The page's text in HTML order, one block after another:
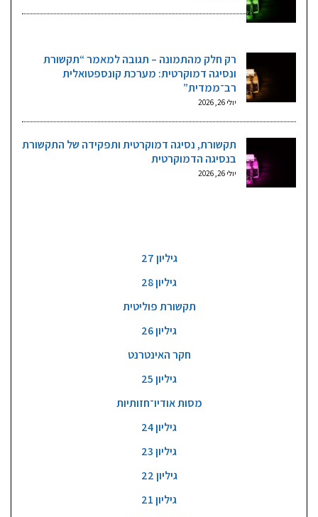
רק חלק מהתמונה – תגובה למאמר “תקשורת
ונסיגה דמוקרטית: מערכת קונספטואלית
רב־ממדית”
יולי 26, 2026
תקשורת, נסיגה דמוקרטית ותפקידה של התקשורת
בנסיגה הדמוקרטית
יולי 26, 2026
גיליון 27
גיליון 28
תקשורת פוליטית
גיליון 26
חקר האינטרנט
גיליון 25
מסות אודיו־חזותיות
גיליון 24
גיליון 23
גיליון 22
גיליון 21